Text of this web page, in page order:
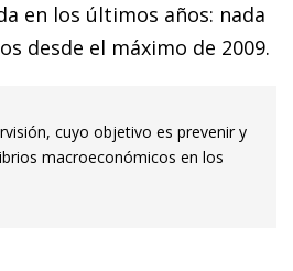
en los últimos años: nada
desde el máximo de 2009.
cuyo objetivo es prevenir y
macroeconómicos en los